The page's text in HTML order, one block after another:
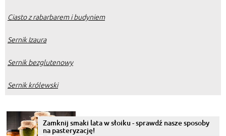
Ciasto z rabarbarem i budyniem
Sernik Izaura
Sernik bezglutenowy
Sernik królewski
Zamknij smaki lata w słoiku - sprawdź nasze sposoby
na pasteryzację!